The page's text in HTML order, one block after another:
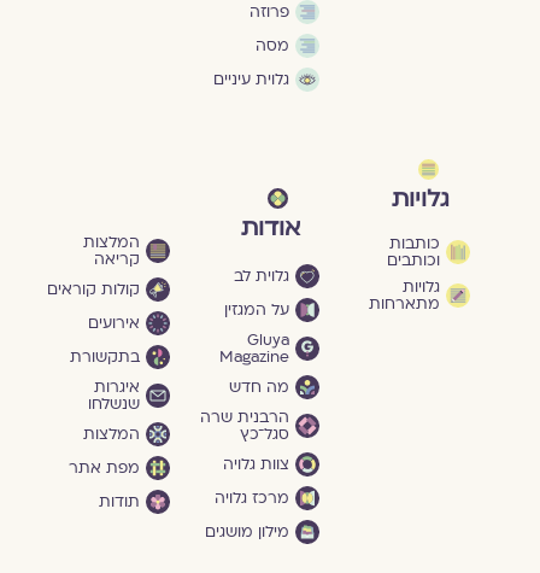
פרוזה
מסה
גלוית עיניים
גלויות
כותבות
וכותבים
גלויות
מתארחות
אודות
גלוית לב
על המגזין
Gluya
Magazine
מה חדש
הרבנית שרה
סגל־כץ
צוות גלויה
מרכז גלויה
מילון מושגים
המלצות
קריאה
קולות קוראים
אירועים
בתקשורת
איגרות
שנשלחו
המלצות
מפת אתר
תודות